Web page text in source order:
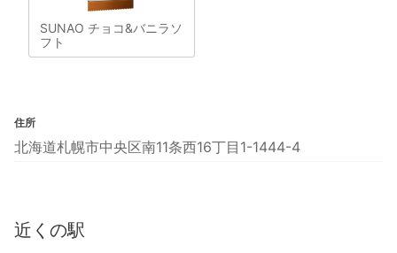
SUNAO チョコ&バニラソ
フト
住所
北海道札幌市中央区南11条西16丁目1-1444-4
近くの駅